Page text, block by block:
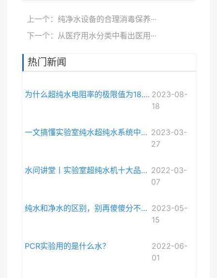
上一个：纯净水设备的合理消毒保养···
下一个：从医疗用水分类中看出医用···
热门新闻
为什么超纯水电阻率的极限值为18.248MΩ·cm而不是无限大？ 2023-08-
18
一文搞懂实验室纯水超纯水系统中电导率与电阻率的关系 2023-03-
27
水问讲堂丨实验室超纯水机十大品牌排序和详细介绍 2022-03-
07
纯水和净水的区别，别再傻傻分不清啦。 2023-05-
15
PCR实验用的是什么水？
2022-06-
01